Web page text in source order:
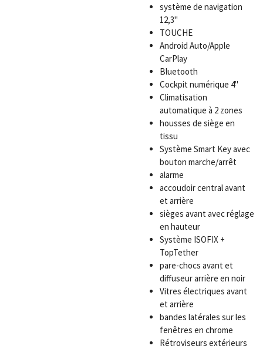
système de navigation
12,3"
TOUCHE
Android Auto/Apple
CarPlay
Bluetooth
Cockpit numérique 4"
Climatisation
automatique à 2 zones
housses de siège en
tissu
Système Smart Key avec
bouton marche/arrêt
alarme
accoudoir central avant
et arrière
sièges avant avec réglage
en hauteur
Système ISOFIX +
TopTether
pare-chocs avant et
diffuseur arrière en noir
Vitres électriques avant
et arrière
bandes latérales sur les
fenêtres en chrome
Rétroviseurs extérieurs